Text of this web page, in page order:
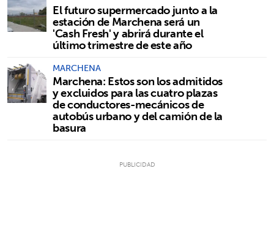
El futuro supermercado junto a la
estación de Marchena será un
'Cash Fresh' y abrirá durante el
último trimestre de este año
MARCHENA
Marchena: Estos son los admitidos
y excluidos para las cuatro plazas
de conductores-mecánicos de
autobús urbano y del camión de la
basura